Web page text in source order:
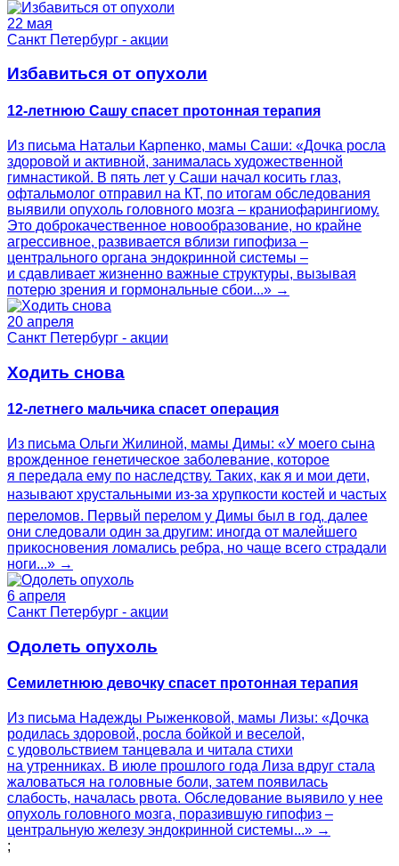
22 мая
Санкт Петербург - акции
Избавиться от опухоли
12-летнюю Сашу спасет протонная терапия
Из письма Натальи Карпенко, мамы Саши: «Дочка росла
здоровой и активной, занималась художественной
гимнастикой. В пять лет у Саши начал косить глаз,
офтальмолог отправил на КТ, по итогам обследования
выявили опухоль головного мозга – краниофарингиому.
Это доброкачественное новообразование, но крайне
агрессивное, развивается вблизи гипофиза –
центрального органа эндокринной системы –
и сдавливает жизненно важные структуры, вызывая
потерю зрения и гормональные сбои...» →
20 апреля
Санкт Петербург - акции
Ходить снова
12-летнего мальчика спасет операция
Из письма Ольги Жилиной, мамы Димы: «У моего сына
врожденное генетическое заболевание, которое
я передала ему по наследству. Таких, как я и мои дети,
называют хрустальными из-за хрупкости костей и частых
переломов. Первый перелом у Димы был в год, далее
они следовали один за другим: иногда от малейшего
прикосновения ломались ребра, но чаще всего страдали
ноги...» →
6 апреля
Санкт Петербург - акции
Одолеть опухоль
Семилетнюю девочку спасет протонная терапия
Из письма Надежды Рыженковой, мамы Лизы: «Дочка
родилась здоровой, росла бойкой и веселой,
с удовольствием танцевала и читала стихи
на утренниках. В июле прошлого года Лиза вдруг стала
жаловаться на головные боли, затем появилась
слабость, началась рвота. Обследование выявило у нее
опухоль головного мозга, поразившую гипофиз –
центральную железу эндокринной системы...» →
;